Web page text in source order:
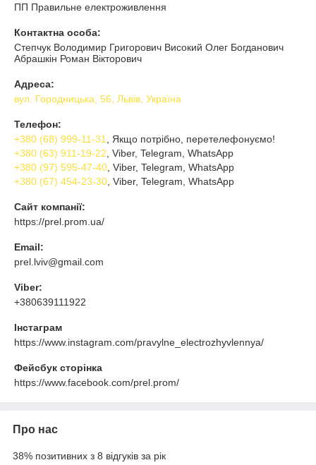
ПП Правильне електроживлення
Контактна особа:
Степчук Володимир Григорович Високий Олег Богданович
Абрашкін Роман Вікторович
Адреса:
вул. Городницька, 56, Львів, Україна
Телефон:
+380 (68) 999-11-31
, Якщо потрібно, перетелефонуємо!
+380 (63) 911-19-22 , Viber, Telegram, WhatsApp
+380 (97) 595-47-40 , Viber, Telegram, WhatsApp
+380 (67) 454-23-30 , Viber, Telegram, WhatsApp
Сайт компанії:
https://prel.prom.ua/
Email:
prel.lviv@gmail.com
Viber:
+380639111922
Інстаграм
https://www.instagram.com/pravylne_electrozhyvlennya/
Фейсбук сторінка
https://www.facebook.com/prel.prom/
Про нас
38% позитивних з 8 відгуків за рік